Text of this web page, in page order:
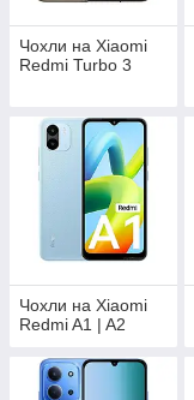
Чохли на Xiaomi
Redmi Turbo 3
Чохли на Xiaomi
Redmi A1 | A2